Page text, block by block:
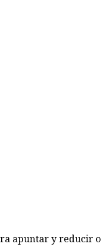
apuntar y reducir o